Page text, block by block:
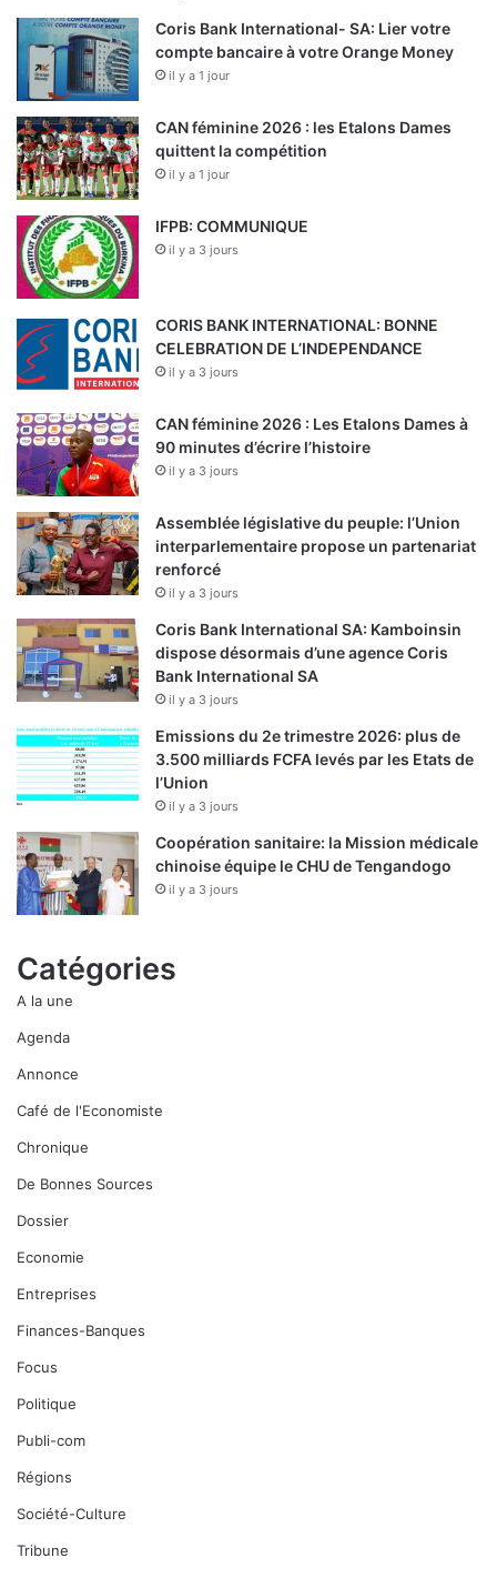
Coris Bank International- SA: Lier votre
compte bancaire à votre Orange Money
il y a 1 jour
CAN féminine 2026 : les Etalons Dames
quittent la compétition
il y a 1 jour
IFPB: COMMUNIQUE
il y a 3 jours
CORIS BANK INTERNATIONAL: BONNE
CELEBRATION DE L’INDEPENDANCE
il y a 3 jours
CAN féminine 2026 : Les Etalons Dames à
90 minutes d’écrire l’histoire
il y a 3 jours
Assemblée législative du peuple: l’Union
interparlementaire propose un partenariat
renforcé
il y a 3 jours
Coris Bank International SA: Kamboinsin
dispose désormais d’une agence Coris
Bank International SA
il y a 3 jours
Emissions du 2e trimestre 2026: plus de
3.500 milliards FCFA levés par les Etats de
l’Union
il y a 3 jours
Coopération sanitaire: la Mission médicale
chinoise équipe le CHU de Tengandogo
il y a 3 jours
Catégories
A la une
Agenda
Annonce
Café de l'Economiste
Chronique
De Bonnes Sources
Dossier
Economie
Entreprises
Finances-Banques
Focus
Politique
Publi-com
Régions
Société-Culture
Tribune